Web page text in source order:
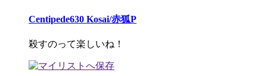
Centipede630 Kosai/赤狐P
殺すのって楽しいね！